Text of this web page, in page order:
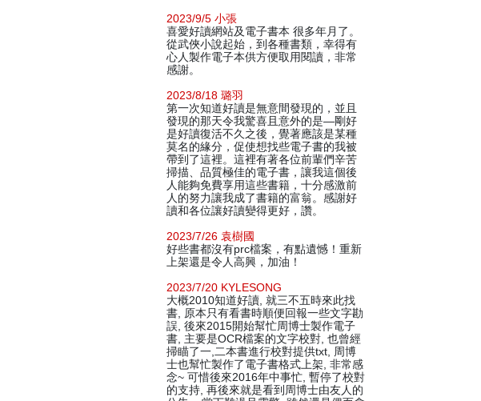
2023/9/5 小張
喜愛好讀網站及電子書本 很多年月了。
從武俠小說起始，到各種書類，幸得有
心人製作電子本供方便取用閱讀，非常
感謝。
2023/8/18 璐羽
第一次知道好讀是無意間發現的，並且
發現的那天令我驚喜且意外的是—剛好
是好讀復活不久之後，覺著應該是某種
莫名的緣分，促使想找些電子書的我被
帶到了這裡。這裡有著各位前輩們辛苦
掃描、品質極佳的電子書，讓我這個後
人能夠免費享用這些書籍，十分感激前
人的努力讓我成了書籍的富翁。感謝好
讀和各位讓好讀變得更好，讚。
2023/7/26 袁樹國
好些書都沒有prc檔案，有點遺憾！重新
上架還是令人高興，加油！
2023/7/20 KYLESONG
大概2010知道好讀, 就三不五時來此找
書, 原本只有看書時順便回報一些文字勘
誤, 後來2015開始幫忙周博士製作電子
書, 主要是OCR檔案的文字校對, 也曾經
掃瞄了一,二本書進行校對提供txt, 周博
士也幫忙製作了電子書格式上架, 非常感
念~ 可惜後來2016年中事忙, 暫停了校對
的支持, 再後來就是看到周博士由友人的